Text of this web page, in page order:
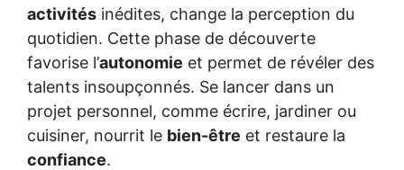
activités inédites, change la perception du
quotidien. Cette phase de découverte
favorise l’autonomie et permet de révéler des
talents insoupçonnés. Se lancer dans un
projet personnel, comme écrire, jardiner ou
cuisiner, nourrit le bien-être et restaure la
confiance.